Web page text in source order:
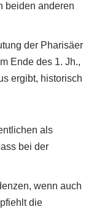
beiden anderen
der Pharisäer
Ende des 1. Jh.,
ergibt, historisch
als
bei der
wenn auch
die